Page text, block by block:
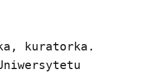
kuratorka.